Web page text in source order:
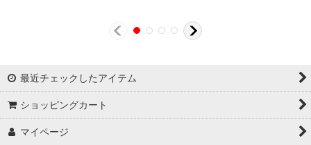
最近チェックしたアイテム
ショッピングカート
マイページ